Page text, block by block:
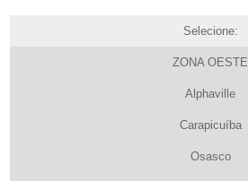
Selecione:
ZONA OESTE
Alphaville
Carapicuíba
Osasco